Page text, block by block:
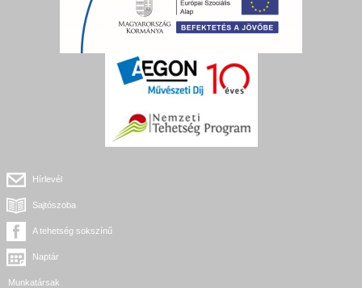
Hírlevél
Sajtószoba
A tehetség sokszínű
Naptár
Munkatársak